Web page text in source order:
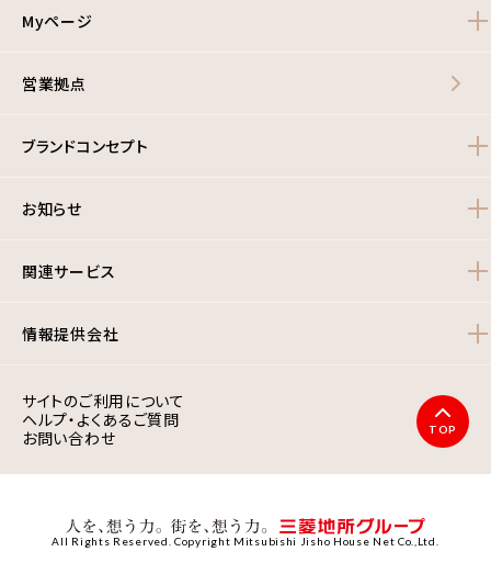
Myページ
営業拠点
ブランドコンセプト
お知らせ
関連サービス
情報提供会社
サイトのご利用について
ヘルプ・よくあるご質問
お問い合わせ
TOP
All Rights Reserved. Copyright Mitsubishi Jisho House Net Co.,Ltd.